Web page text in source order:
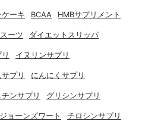
ーキ BCAA HMBサプリメント
ーツ ダイエットスリッパ
イヌリンサプリ
プリ にんにくサプリ
ンサプリ グリシンサプリ
ョーンズワート チロシンサプリ